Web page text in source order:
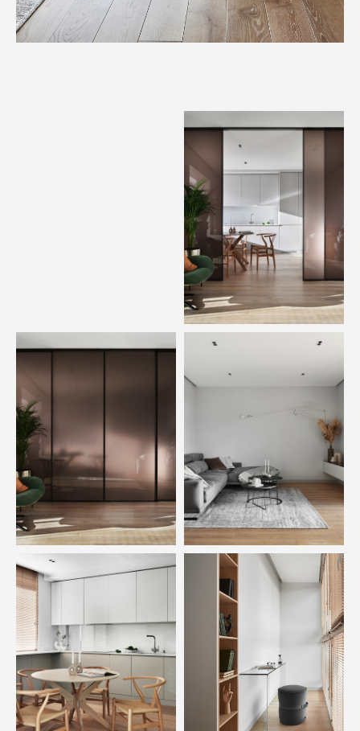
Комплексные решения,
созданные
по индивидуальному заказу
Хотите реализовать стильный интерьер
из натуральных материалов?
Изготовим для вас в едином цвете и стиле
напольные покрытия, двери, лестницы и другие
интерьерные решения.
Всевозможные вариации цветов и отделок
Широкий выбор размеров и комплектаций
Полная индивидуализация проекта
Заполните анкету, чтобы получить персональное
предложение с лучшей фиксированной ценой